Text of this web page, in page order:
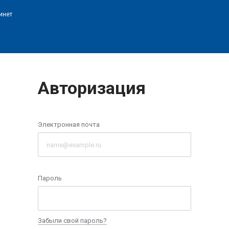
Авторизация
Электронная почта
Пароль
Забыли свой пароль?